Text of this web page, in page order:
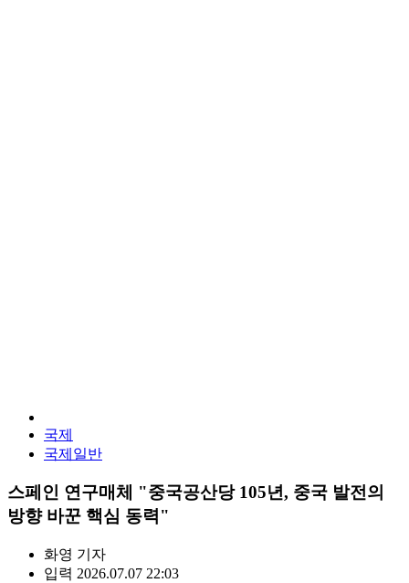
국제
국제일반
스페인 연구매체 "중국공산당 105년, 중국 발전의
방향 바꾼 핵심 동력"
화영 기자
입력 2026.07.07 22:03